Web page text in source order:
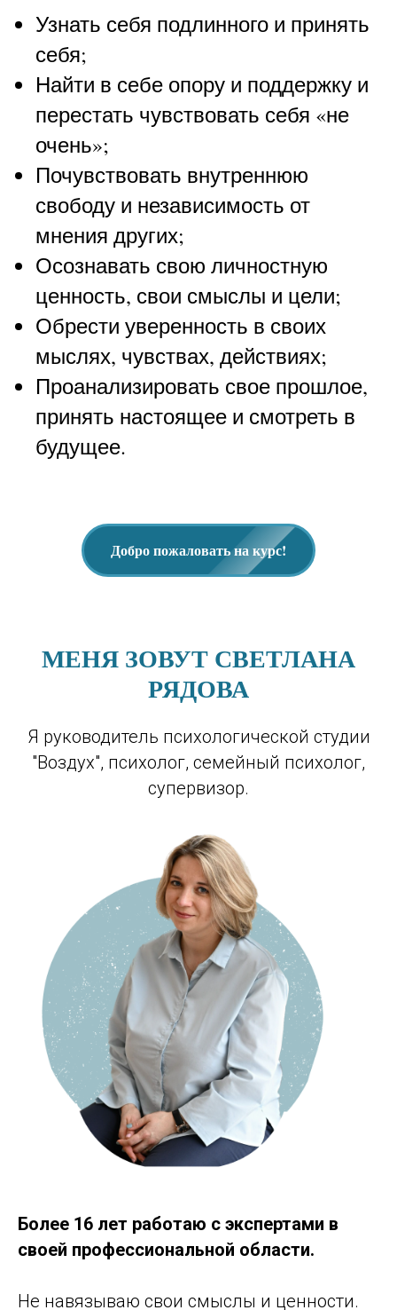
Узнать себя подлинного и принять
себя;
Найти в себе опору и поддержку и
перестать чувствовать себя «не
очень»;
Почувствовать внутреннюю
свободу и независимость от
мнения других;
Осознавать свою личностную
ценность, свои смыслы и цели;
Обрести уверенность в своих
мыслях, чувствах, действиях;
Проанализировать свое прошлое,
принять настоящее и смотреть в
будущее.
Добро пожаловать на курс!
МЕНЯ ЗОВУТ СВЕТЛАНА
РЯДОВА
Я руководитель психологической студии
"Воздух", психолог, семейный психолог,
супервизор.
Более 16 лет работаю с экспертами в
своей профессиональной области.
Не навязываю свои смыслы и ценности.